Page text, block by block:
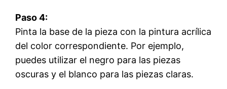
Paso 4:
Pinta la base de la pieza con la pintura acrílica
del color correspondiente. Por ejemplo,
puedes utilizar el negro para las piezas
oscuras y el blanco para las piezas claras.